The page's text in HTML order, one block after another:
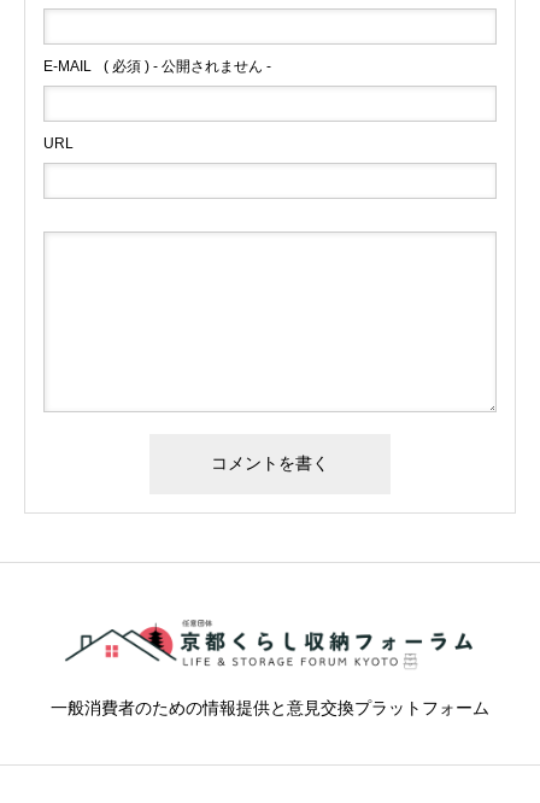
E-MAIL ( 必須 ) - 公開されません -
URL
一般消費者のための情報提供と意見交換プラットフォーム